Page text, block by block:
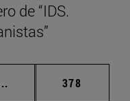
de “IDS.
Páginas intermedias
Página
378